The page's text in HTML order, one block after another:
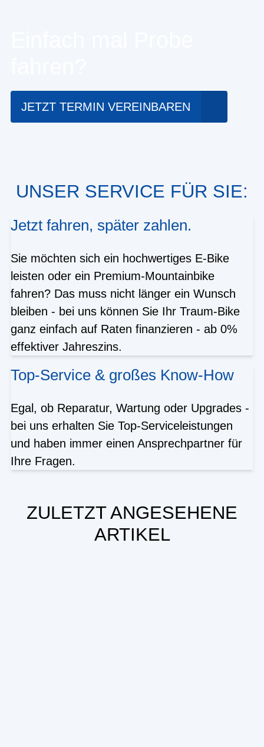
JETZT TERMIN VEREINBAREN
UNSER SERVICE FÜR SIE:
Jetzt fahren, später zahlen.
Sie möchten sich ein hochwertiges E-Bike
leisten oder ein Premium-Mountainbike
fahren? Das muss nicht länger ein Wunsch
bleiben - bei uns können Sie Ihr Traum-Bike
ganz einfach auf Raten finanzieren - ab 0%
effektiver Jahreszins.
Top-Service & großes Know-How
Egal, ob Reparatur, Wartung oder Upgrades -
bei uns erhalten Sie Top-Serviceleistungen
und haben immer einen Ansprechpartner für
Ihre Fragen.
ZULETZT ANGESEHENE
ARTIKEL